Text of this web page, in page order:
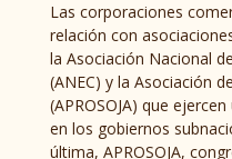
Las corporaciones
relación con
la Asociación Nacional
(ANEC) y la Asociación
(APROSOJA) que
en los gobiernos
última, APROSOJA,